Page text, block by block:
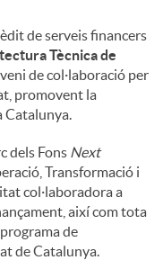
de serveis financers
Tècnica de
de col·laboració per
promovent la
Catalunya.
dels Fons Next
Transformació i
col·laboradora a
així com tota
de
de Catalunya.